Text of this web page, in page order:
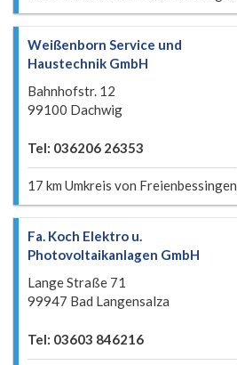
Weißenborn Service und
Haustechnik GmbH
Bahnhofstr. 12
99100 Dachwig
Tel: 036206 26353
17 km Umkreis von Freienbessingen
Fa. Koch Elektro u.
Photovoltaikanlagen GmbH
Lange Straße 71
99947 Bad Langensalza
Tel: 03603 846216